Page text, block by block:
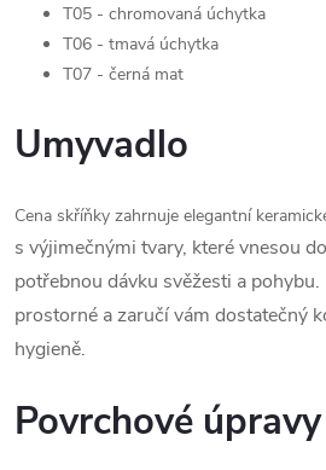
T05 - chromovaná úchytka
T06 - tmavá úchytka
T07 - černá mat
Umyvadlo
Cena skříňky zahrnuje elegantní
s výjimečnými tvary, které vnesou
potřebnou dávku svěžesti a
prostorné a zaručí vám dostatečný
hygieně.
Povrchové úpravy